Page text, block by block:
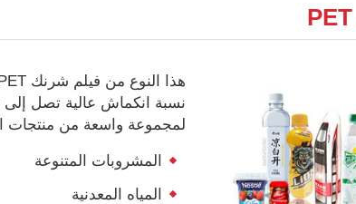
نسبة انكماش عالية تصل إلى
لمجموعة واسعة من منتجات
المشروبات المتنوعة
المياه المعدنية